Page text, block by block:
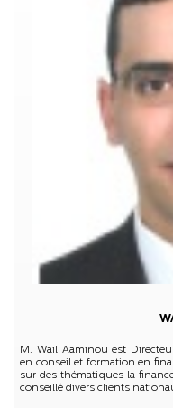
M. Wail Aaminou est
en conseil et formation en
sur des thématiques la
conseillé divers clients